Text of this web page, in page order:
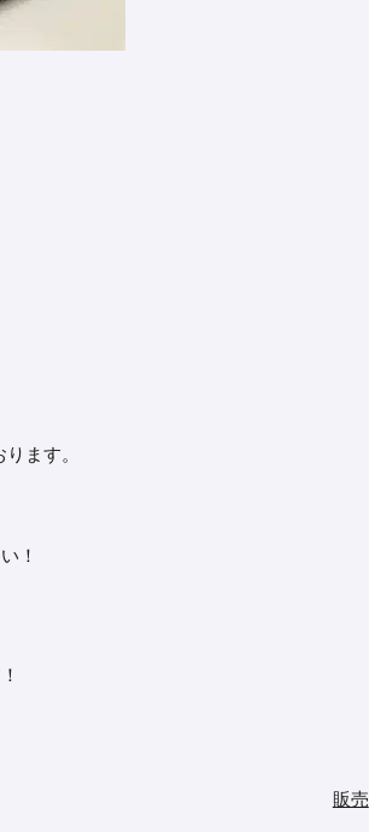
ます。
！
販売